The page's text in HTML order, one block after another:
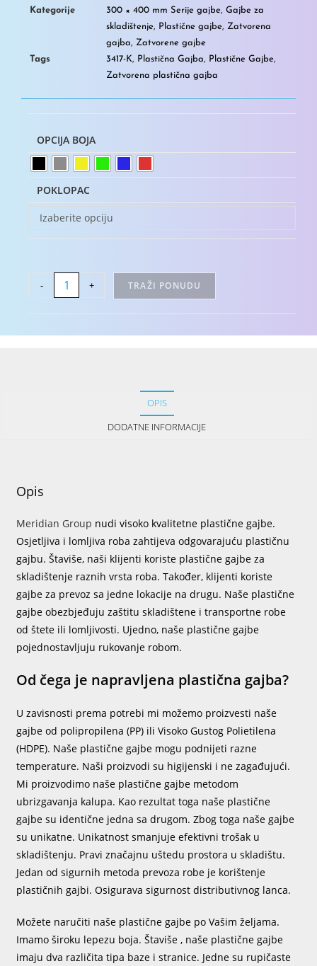
Kategorije
300 × 400 mm Serije gajbe, Gajbe za
skladištenje, Plastične gajbe, Zatvorena
gajba, Zatvorene gajbe
Tags
3417-K, Plastična Gajba, Plastične Gajbe,
Zatvorena plastična gajba
OPCIJA BOJA
POKLOPAC
Izaberite opciju
- + TRAŽI PONUDU
OPIS
DODATNE INFORMACIJE
Opis
Meridian Group nudi visoko kvalitetne plastične gajbe.
Osjetljiva i lomljiva roba zahtijeva odgovarajuću plastičnu
gajbu. Štaviše, naši klijenti koriste plastične gajbe za
skladištenje raznih vrsta roba. Također, klijenti koriste
gajbe za prevoz sa jedne lokacije na drugu. Naše plastične
gajbe obezbjeđuju zaštitu skladištene i transportne robe
od štete ili lomljivosti. Ujedno, naše plastične gajbe
pojednostavljuju rukovanje robom.
Od čega je napravljena plastična gajba?
U zavisnosti prema potrebi mi možemo proizvesti naše
gajbe od polipropilena (PP) ili Visoko Gustog Polietilena
(HDPE). Naše plastične gajbe mogu podnijeti razne
temperature. Naši proizvodi su higijenski i ne zagađujući.
Mi proizvodimo naše plastične gajbe metodom
ubrizgavanja kalupa. Kao rezultat toga naše plastične
gajbe su identične jedna sa drugom. Zbog toga naše gajbe
su unikatne. Unikatnost smanjuje efektivni trošak u
skladištenju. Pravi značajnu uštedu prostora u skladištu.
Jedan od sigurnih metoda prevoza robe je korištenje
plastičnih gajbi. Osigurava sigurnost distributivnog lanca.
Možete naručiti naše plastične gajbe po Vašim željama.
Imamo široku lepezu boja. Štaviše , naše plastične gajbe
imaju dva različita tipa baze i stranice. Jedne su rupičaste